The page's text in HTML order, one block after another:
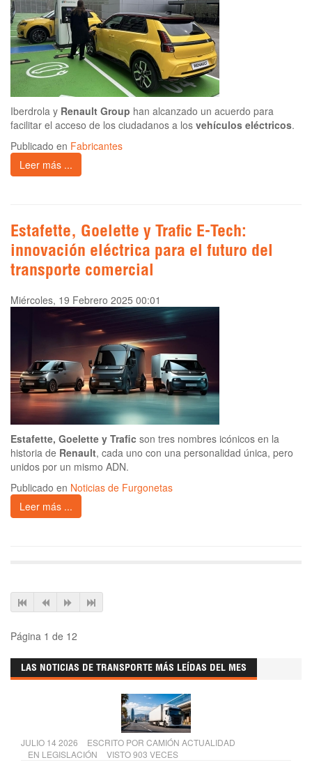
Iberdrola y Renault Group han alcanzado un acuerdo para
facilitar el acceso de los ciudadanos a los vehículos eléctricos.
Publicado en Fabricantes
Leer más ...
Estafette, Goelette y Trafic E-Tech:
innovación eléctrica para el futuro del
transporte comercial
Miércoles, 19 Febrero 2025 00:01
Estafette, Goelette y Trafic son tres nombres icónicos en la
historia de Renault, cada uno con una personalidad única, pero
unidos por un mismo ADN.
Publicado en Noticias de Furgonetas
Leer más ...
Página 1 de 12
LAS NOTICIAS DE TRANSPORTE MÁS LEÍDAS DEL MES
JULIO 14 2026 ESCRITO POR CAMIÓN ACTUALIDAD
EN LEGISLACIÓN VISTO 903 VECES